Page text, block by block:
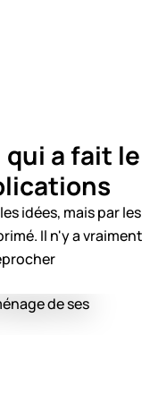
qui a fait le
idées, mais par les
Il n'y a vraiment